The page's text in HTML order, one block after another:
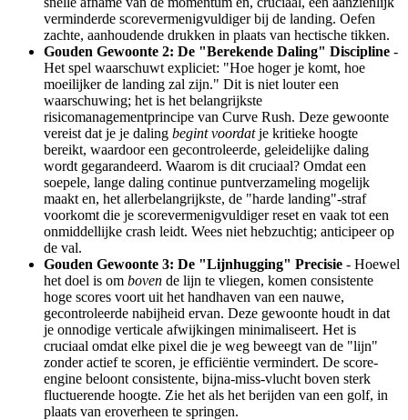
verminderde scorevermenigvuldiger bij de landing. Oefen
zachte, aanhoudende drukken in plaats van hectische tikken.
Gouden Gewoonte 2: De "Berekende Daling" Discipline -
Het spel waarschuwt expliciet: "Hoe hoger je komt, hoe
moeilijker de landing zal zijn." Dit is niet louter een
waarschuwing; het is het belangrijkste
risicomanagementprincipe van Curve Rush. Deze gewoonte
vereist dat je je daling begint voordatje kritieke hoogte
bereikt, waardoor een gecontroleerde, geleidelijke daling
wordt gegarandeerd. Waarom is dit cruciaal? Omdat een
soepele, lange daling continue puntverzameling mogelijk
maakt en, het allerbelangrijkste, de "harde landing"-straf
voorkomt die je scorevermenigvuldiger reset en vaak tot een
onmiddellijke crash leidt. Wees niet hebzuchtig; anticipeer op
de val.
Gouden Gewoonte 3: De "Lijnhugging" Precisie - Hoewel
het doel is om boven de lijn te vliegen, komen consistente
hoge scores voort uit het handhaven van een nauwe,
gecontroleerde nabijheid ervan. Deze gewoonte houdt in dat
je onnodige verticale afwijkingen minimaliseert. Het is
cruciaal omdat elke pixel die je weg beweegt van de "lijn"
zonder actief te scoren, je efficiëntie vermindert. De score-
engine beloont consistente, bijna-miss-vlucht boven sterk
fluctuerende hoogte. Zie het als het berijden van een golf, in
plaats van eroverheen te springen.